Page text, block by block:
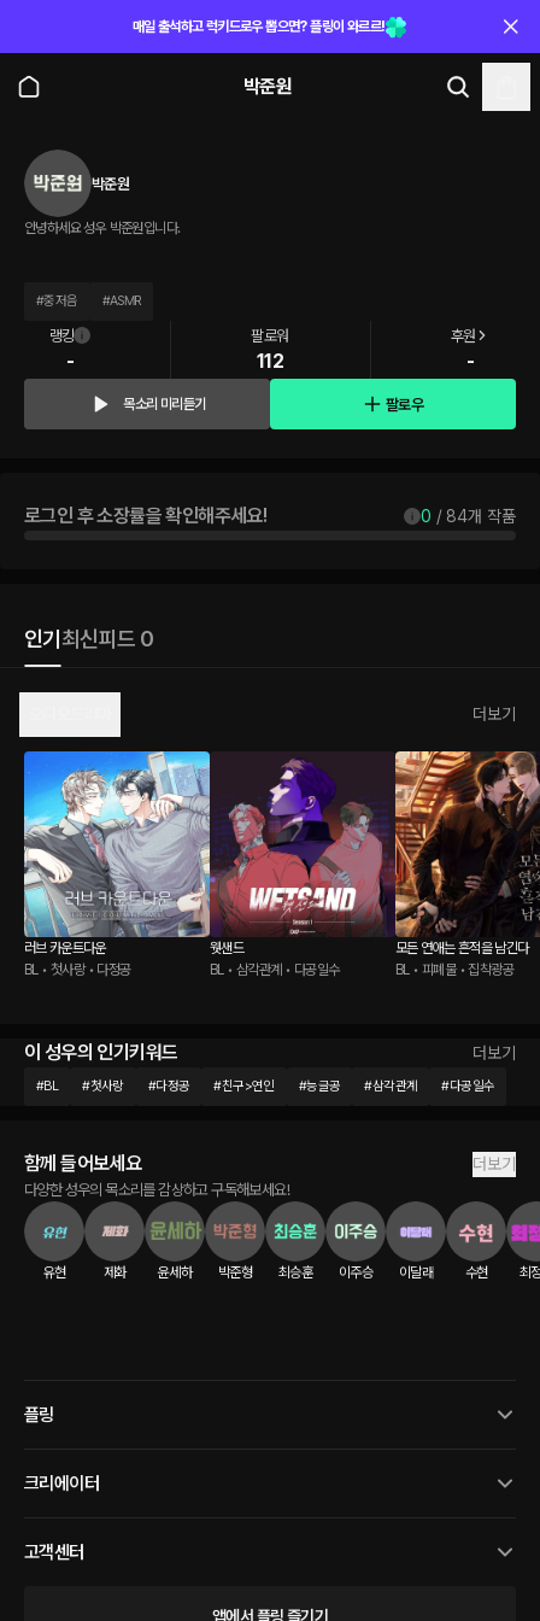
매일 출석하고 럭키드로우 뽑으면? 플링이 와르르!
박준원
박준원
안녕하세요 성우 박준원입니다.
#중저음 #ASMR
랭킹
-
팔로워
112
후원
-
목소리 미리듣기 팔로우
로그인 후 소장률을 확인해주세요! 0 / 84개 작품
인기 최신피드 0
더보기
러브 카운트다운
BL • 첫사랑 • 다정공
웻샌드
BL • 삼각관계 • 다공일수
모든 연애는 흔적을 남긴다
BL • 피폐물 • 집착광공
이 성우의 인기키워드 더보기
#BL #첫사랑 #다정공 #친구>연인 #능글공 #삼각관계 #다공일수
함께 들어보세요 더보기
다양한 성우의 목소리를 감상하고 구독해보세요!
유현 제화 윤세하 박준형 최승훈 이주승 이달래 수현 최
플링
크리에이터
고객센터
앱에서 플링 즐기기